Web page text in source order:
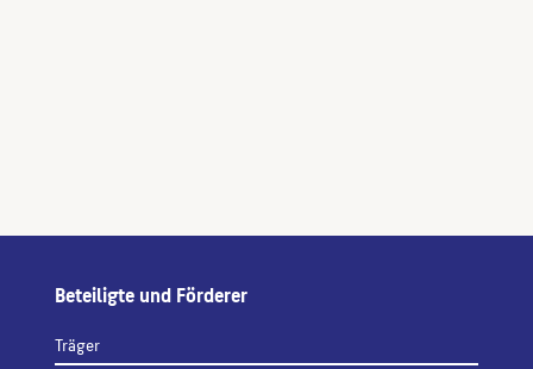
Beteiligte und Förderer
Träger